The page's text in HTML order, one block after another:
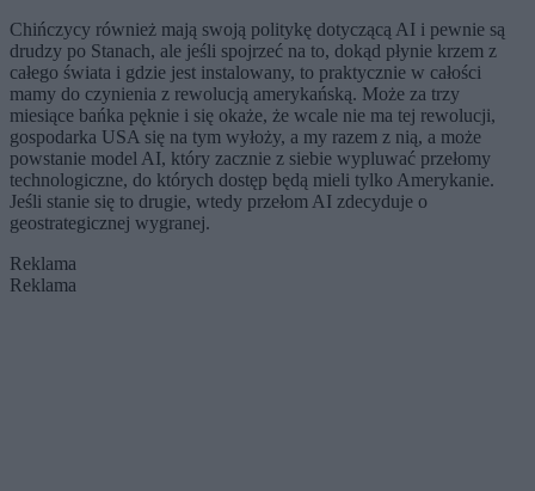
Chińczycy również mają swoją politykę dotyczącą AI i pewnie są
drudzy po Stanach, ale jeśli spojrzeć na to, dokąd płynie krzem z
całego świata i gdzie jest instalowany, to praktycznie w całości
mamy do czynienia z rewolucją amerykańską. Może za trzy
miesiące bańka pęknie i się okaże, że wcale nie ma tej rewolucji,
gospodarka USA się na tym wyłoży, a my razem z nią, a może
powstanie model AI, który zacznie z siebie wypluwać przełomy
technologiczne, do których dostęp będą mieli tylko Amerykanie.
Jeśli stanie się to drugie, wtedy przełom AI zdecyduje o
geostrategicznej wygranej.
Reklama
Reklama